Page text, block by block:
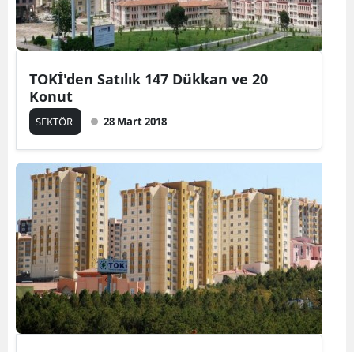
TOKİ'den Satılık 147 Dükkan ve 20
Konut
SEKTÖR 28 Mart 2018